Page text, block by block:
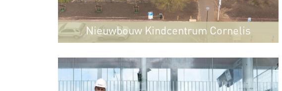
Nieuwbouw Kindcentrum Cornelis